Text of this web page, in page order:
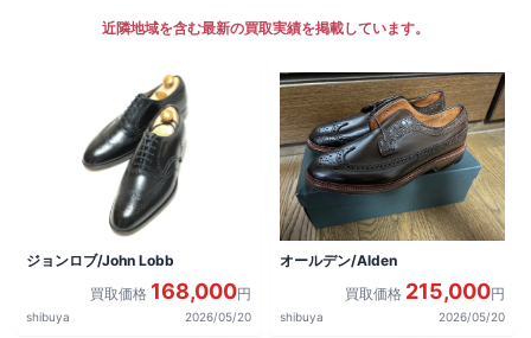
近隣地域を含む最新の買取実績を掲載しています。
ジョンロブ/John Lobb
買取価格 168,000円
shibuya 2026/05/20
オールデン/Alden
買取価格 215,000円
shibuya 2026/05/20